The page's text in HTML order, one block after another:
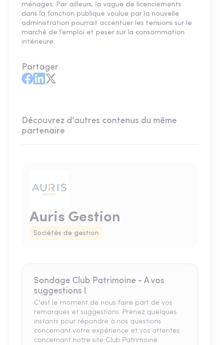
ménages. Par ailleurs, la vague de licenciements
dans la fonction publique voulue par la nouvelle
administration pourrait accentuer les tensions sur le
marché de l’emploi et peser sur la consommation
intérieure.
Partager
Découvrez d'autres contenus du même
partenaire
Auris Gestion
Sociétés de gestion
Sondage Club Patrimoine - A vos
suggestions !
C'est le moment de nous faire part de vos
remarques et suggestions. Prenez quelques
instants pour répondre à nos questions
concernant votre expérience et vos attentes
concernant notre site Club Patrimoine.